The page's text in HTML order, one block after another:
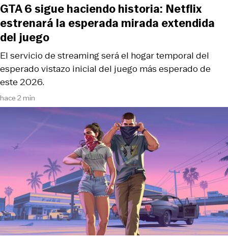
hace 2 min
El servicio de streaming será el hogar temporal del
esperado vistazo inicial del juego más esperado de
este 2026.
GTA 6 sigue haciendo historia: Netflix
estrenará la esperada mirada extendida
del juego